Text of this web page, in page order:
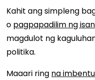
Kahit ang simpleng
o pagpapadilim ng
magdulot ng
politika.
Maaari ring na